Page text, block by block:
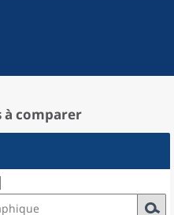
à comparer